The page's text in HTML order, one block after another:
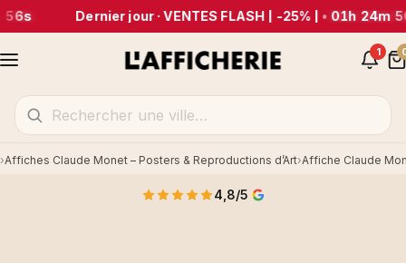
Dernier jour · VENTES FLASH | -25% | •01h 24m
1
Accueil
Affiches Claude Monet – Posters & Reproductions d’Art
4,8/5